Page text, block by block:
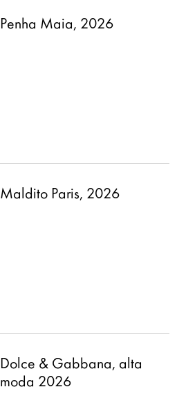
Penha Maia, 2026
Maldito Paris, 2026
Dolce & Gabbana, alta
moda 2026